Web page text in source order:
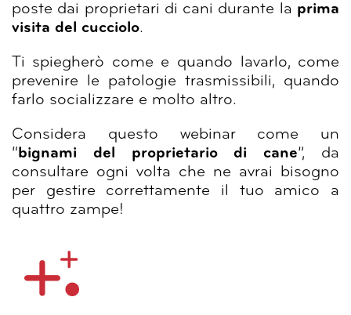
poste dai proprietari di cani durante la prima
visita del cucciolo.
Ti spiegherò come e quando lavarlo, come
prevenire le patologie trasmissibili, quando
farlo socializzare e molto altro.
Considera questo webinar come un
“bignami del proprietario di cane”, da
consultare ogni volta che ne avrai bisogno
per gestire correttamente il tuo amico a
quattro zampe!